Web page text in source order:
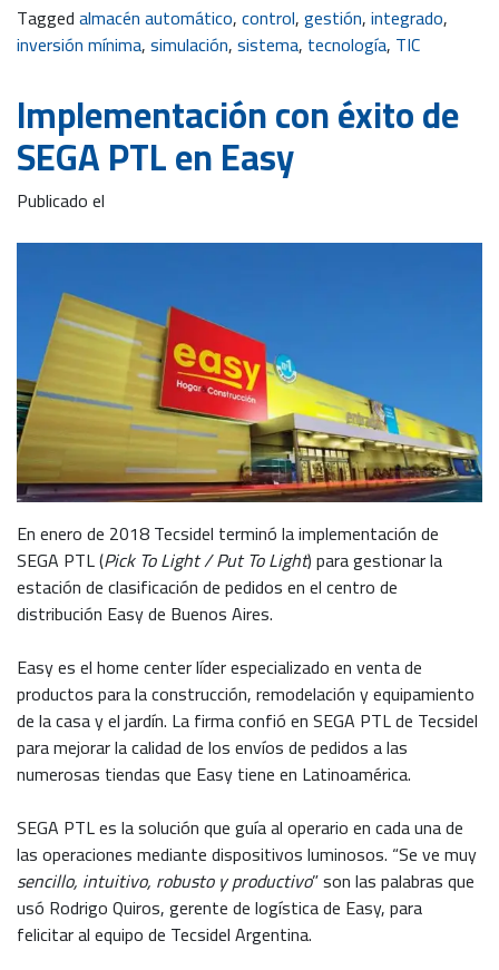
Taggedalmacén automático,control,gestión,integrado,
inversión mínima,simulación,sistema, tecnología, TIC
Implementación con éxito de
SEGA PTL en Easy
Publicado el
En enero de 2018 Tecsidel terminó la implementación de
SEGA PTL (Pick To Light / Put To Light) para gestionar la
estación de clasificación de pedidos en el centro de
distribución Easy de Buenos Aires.
Easy es el home center líder especializado en venta de
productos para la construcción, remodelación y equipamiento
de la casa y el jardín. La firma confió en SEGA PTL de Tecsidel
para mejorar la calidad de los envíos de pedidos a las
numerosas tiendas que Easy tiene en Latinoamérica.
SEGA PTL es la solución que guía al operario en cada una de
las operaciones mediante dispositivos luminosos. “Se ve muy
sencillo, intuitivo, robusto y productivo” son las palabras que
usó Rodrigo Quiros, gerente de logística de Easy, para
felicitar al equipo de Tecsidel Argentina.